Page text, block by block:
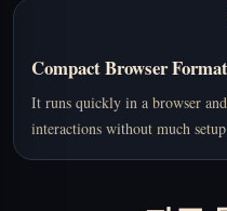
Compact Browser Format
It runs quickly in a browser
interactions without much